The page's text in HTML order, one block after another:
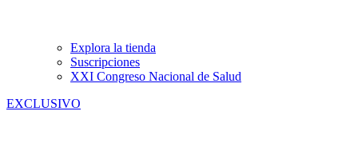
Explora la tienda
Suscripciones
XXI Congreso Nacional de Salud
EXCLUSIVO